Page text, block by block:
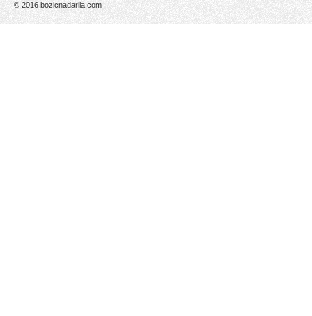
© 2016 bozicnadarila.com